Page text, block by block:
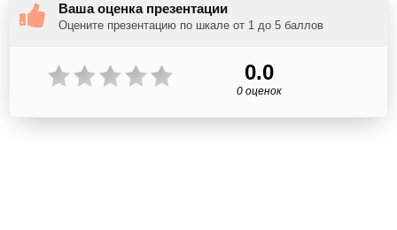
Ваша оценка презентации
Оцените презентацию по шкале от 1 до 5 баллов
0.0
0 оценок